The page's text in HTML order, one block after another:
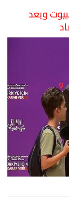
ويعد